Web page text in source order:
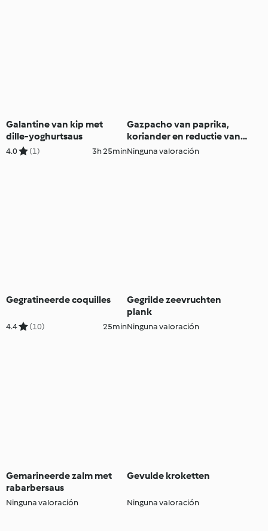
Galantine van kip met
dille-yoghurtsaus
4.0 (1) 3h 25min
Gazpacho van paprika,
koriander en reductie van
balsamico
Ninguna valoración
Gegratineerde coquilles
4.4 (10) 25min
Gegrilde zeevruchten
plank
Ninguna valoración
Gemarineerde zalm met
rabarbersaus
Ninguna valoración
Gevulde kroketten
Ninguna valoración